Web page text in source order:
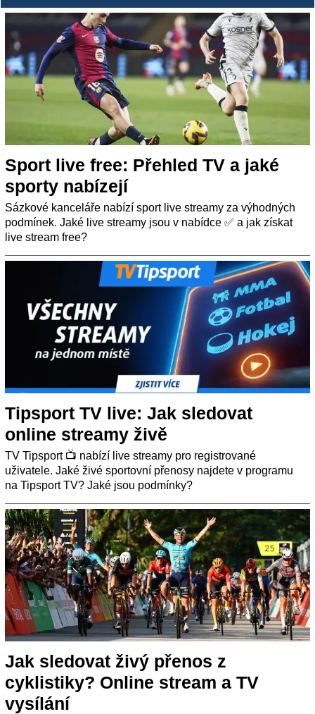
Sport live free: Přehled TV a jaké
sporty nabízejí
Sázkové kanceláře nabízí sport live streamy za výhodných
podmínek. Jaké live streamy jsou v nabídce ✅ a jak získat
live stream free?
Tipsport TV live: Jak sledovat
online streamy živě
TV Tipsport 📺 nabízí live streamy pro registrované
uživatele. Jaké živé sportovní přenosy najdete v programu
na Tipsport TV? Jaké jsou podmínky?
Jak sledovat živý přenos z
cyklistiky? Online stream a TV
vysílání